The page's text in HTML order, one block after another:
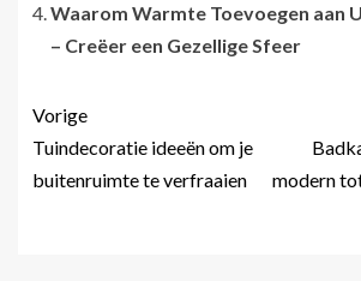
Waarom Warmte Toevoegen aan
– Creëer een Gezellige Sfeer
Vorige
Tuindecoratie ideeën om je
buitenruimte te verfraaien
modern